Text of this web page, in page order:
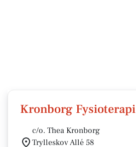
Kronborg Fysioterapi
c/o. Thea Kronborg
Trylleskov Allé 58